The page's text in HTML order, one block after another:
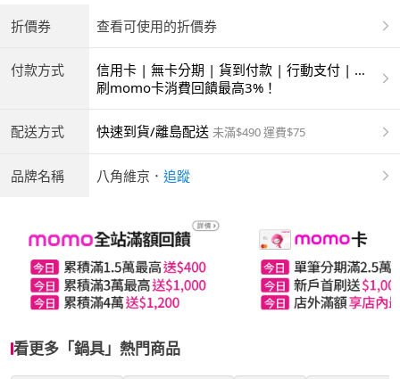
折價券 查看可使用的折價券
付款方式
信用卡 | 無卡分期 | 貨到付款 | 行動支付 | 超
商付款 | ATM | 銀聯卡
刷momo卡消費回饋最高3%！
配送方式 快速到貨/離島配送 未滿$490 運費$75
品牌名稱 八角維京 ． 追蹤
看更多「鍋具」熱門商品